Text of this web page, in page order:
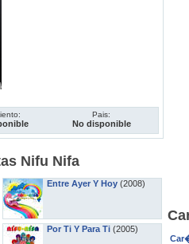
Pais:
No disponible
Nifu Nifa
Entre Ayer Y Hoy (2008)
Por Ti Y Para Ti (2005)